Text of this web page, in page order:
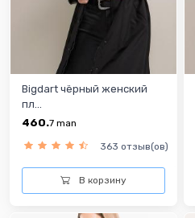
Bigdart чёрный женский
пл...
460.7 man
363 отзыв(ов)
В корзину